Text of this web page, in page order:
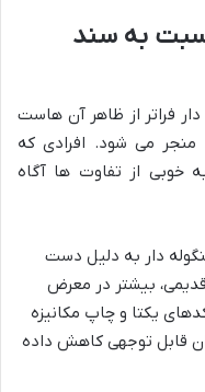
به سند
فراتر از ظاهر آن هاست
منجر می شود. افرادی که
خوبی از تفاوت ها آگاه
دار به دلیل دست
بیشتر در معرض
یکتا و چاپ مکانیزه
قابل توجهی کاهش داده